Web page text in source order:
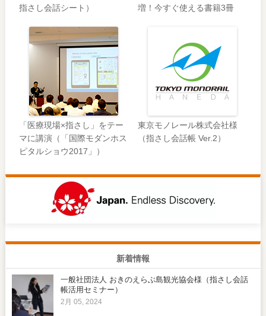
指さし会話シート）
増！今すぐ使える書籍3冊
「医療現場×指さし」をテー
マに講演（「国際モダンホス
ピタルショウ2017」）
東京モノレール株式会社様
（指さし会話帳 Ver.2）
新着情報
一般社団法人 おきのえらぶ島観光協会様（指さし会話
帳活用セミナー）
2月 05, 2024